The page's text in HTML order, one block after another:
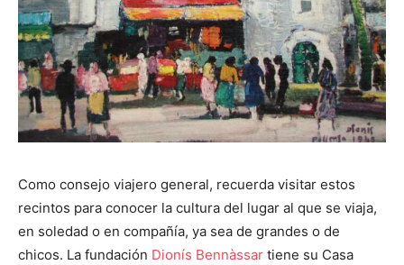
Como consejo viajero general, recuerda visitar estos
recintos para conocer la cultura del lugar al que se viaja,
en soledad o en compañía, ya sea de grandes o de
chicos. La fundación Dionís Bennàssar tiene su Casa